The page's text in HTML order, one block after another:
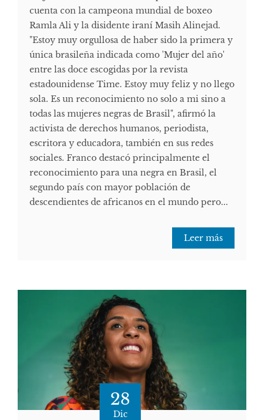
cuenta con la campeona mundial de boxeo
Ramla Ali y la disidente iraní Masih Alinejad.
"Estoy muy orgullosa de haber sido la primera y
única brasileña indicada como 'Mujer del año'
entre las doce escogidas por la revista
estadounidense Time. Estoy muy feliz y no llego
sola. Es un reconocimiento no solo a mi sino a
todas las mujeres negras de Brasil", afirmó la
activista de derechos humanos, periodista,
escritora y educadora, también en sus redes
sociales. Franco destacó principalmente el
reconocimiento para una negra en Brasil, el
segundo país con mayor población de
descendientes de africanos en el mundo pero...
Leer más
28
Dic